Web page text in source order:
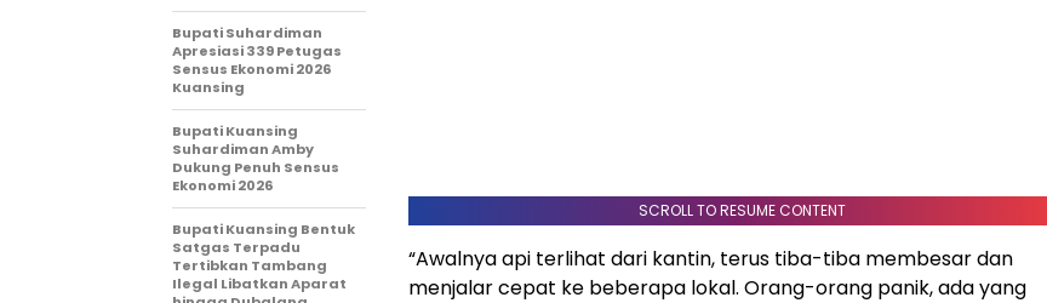
SCROLL TO RESUME CONTENT
“Awalnya api terlihat dari kantin, terus tiba-tiba membesar dan
menjalar cepat ke beberapa lokal. Orang-orang panik, ada yang
Bupati Suhardiman
Apresiasi 339 Petugas
Sensus Ekonomi 2026
Kuansing
Bupati Kuansing
Suhardiman Amby
Dukung Penuh Sensus
Ekonomi 2026
Bupati Kuansing Bentuk
Satgas Terpadu
Tertibkan Tambang
Ilegal Libatkan Aparat